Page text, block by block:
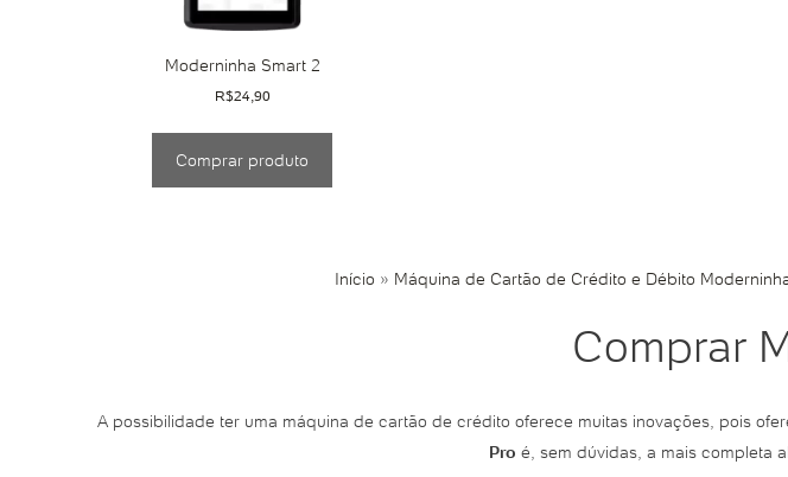
Moderninha Smart 2
R$24,90
Comprar produto
Início » Máquina de Cartão de Crédito e Débito
Comprar
A possibilidade ter uma máquina de cartão de crédito oferece muitas inovações, pois
Pro é, sem dúvidas, a mais completa